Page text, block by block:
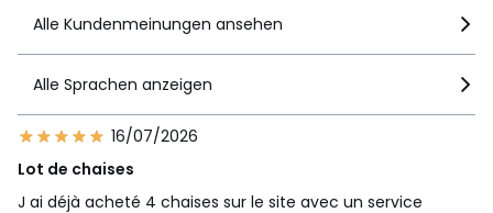
Alle Kundenmeinungen ansehen
Alle Sprachen anzeigen
16/07/2026
Lot de chaises
J ai déjà acheté 4 chaises sur le site avec un service